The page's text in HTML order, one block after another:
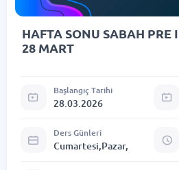
HAFTA SONU SABAH PRE
28 MART
Başlangıç Tarihi
28.03.2026
Ders Günleri
Cumartesi,Pazar,